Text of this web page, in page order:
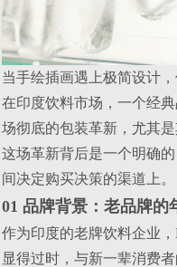
当手绘插画遇上极简设计
在印度饮料市场，一个经
场彻底的包装革新，尤其
这场革新背后是一个明确
间决定购买决策的渠道上。
01 品牌背景：老品牌的
作为印度的老牌饮料企业
显得过时，与新一辈消费